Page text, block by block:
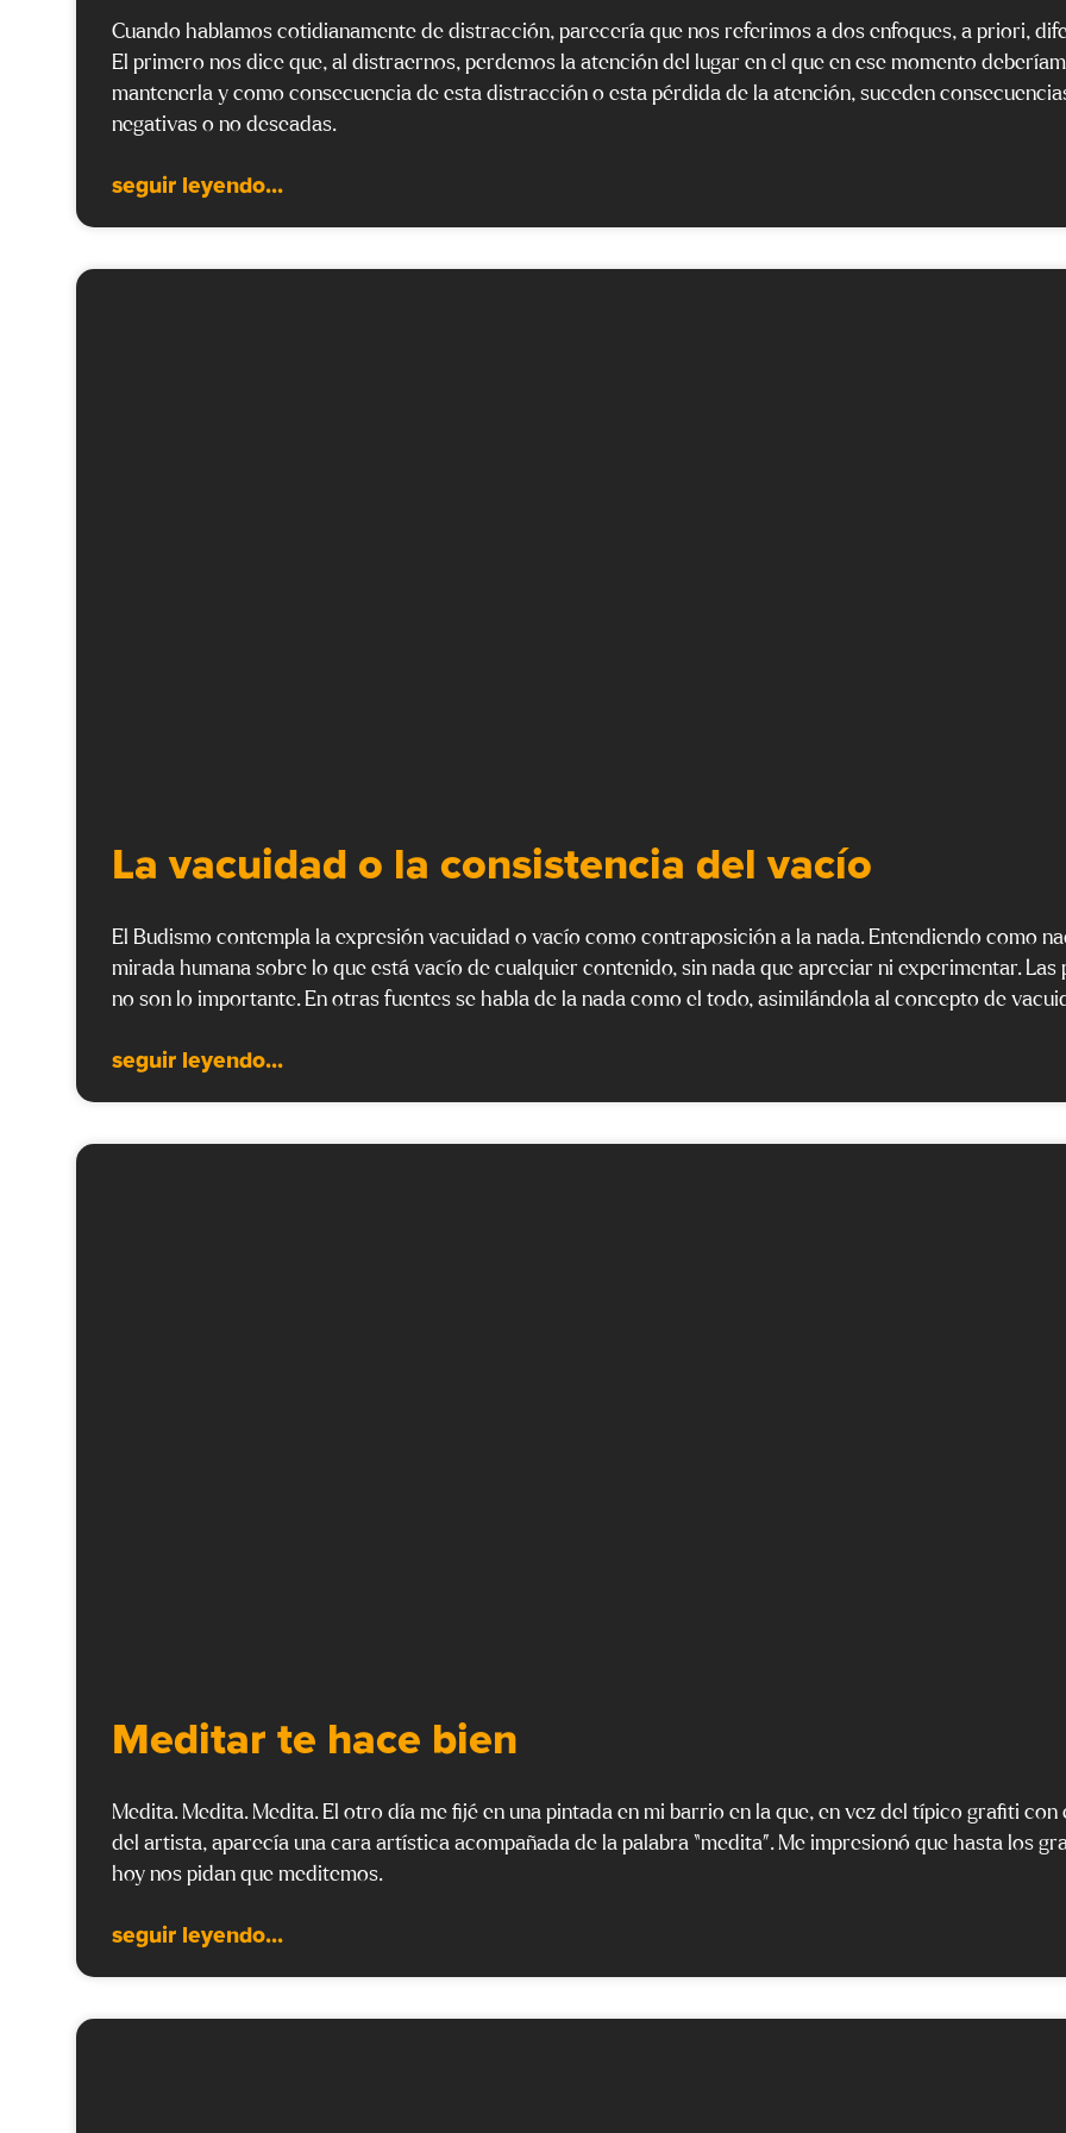
Cuando hablamos cotidianamente de distracción, parecería que nos referimos a dos enfoques, a priori,
El primero nos dice que, al distraernos, perdemos la atención del lugar en el que en ese momento
mantenerla y como consecuencia de esta distracción o esta pérdida de la atención, suceden
negativas o no deseadas.
seguir leyendo...
La vacuidad o la consistencia del vacío
El Budismo contempla la expresión vacuidad o vacío como contraposición a la nada. Entendiendo como
mirada humana sobre lo que está vacío de cualquier contenido, sin nada que apreciar ni experimentar. Las
no son lo importante. En otras fuentes se habla de la nada como el todo, asimilándola al concepto de
seguir leyendo...
Meditar te hace bien
Medita. Medita. Medita. El otro día me fijé en una pintada en mi barrio en la que, en vez del típico grafiti con
del artista, aparecía una cara artística acompañada de la palabra “medita”. Me impresionó que hasta los
hoy nos pidan que meditemos.
seguir leyendo...